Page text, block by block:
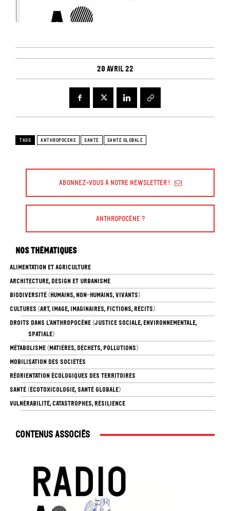
20 avril 22
TAGS ANTHROPOCENE SANTÉ SANTÉ GLOBALE
Abonnez-vous à Notre Newsletter !
Anthropocène ?
Nos thématiques
ALIMENTATION ET AGRICULTURE
ARCHITECTURE, DESIGN ET URBANISME
BIODIVERSITÉ (HUMAINS, NON-HUMAINS, VIVANTS)
CULTURES (ART, IMAGE, IMAGINAIRES, FICTIONS, RÉCITS)
DROITS DANS L’ANTHROPOCÈNE (JUSTICE SOCIALE, ENVIRONNEMENTALE,
SPATIALE)
MÉTABOLISME (MATIÈRES, DÉCHETS, POLLUTIONS)
MOBILISATION DES SOCIÉTÉS
RÉORIENTATION ÉCOLOGIQUES DES TERRITOIRES
SANTÉ (ÉCOTOXICOLOGIE, SANTÉ GLOBALE)
VULNÉRABILITÉ, CATASTROPHES, RÉSILIENCE
Contenus associés